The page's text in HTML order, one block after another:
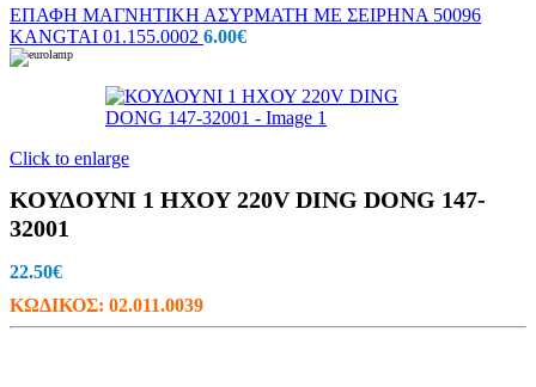
ΕΠΑΦΗ ΜΑΓΝΗΤΙΚΗ ΑΣΥΡΜΑΤΗ ΜΕ ΣΕΙΡΗΝΑ 50096
KANGTAI 01.155.0002 6.00€
Click to enlarge
ΚΟΥΔΟΥΝΙ 1 ΗΧΟΥ 220V DING DONG 147-
32001
22.50€
ΚΩΔΙΚΟΣ: 02.011.0039